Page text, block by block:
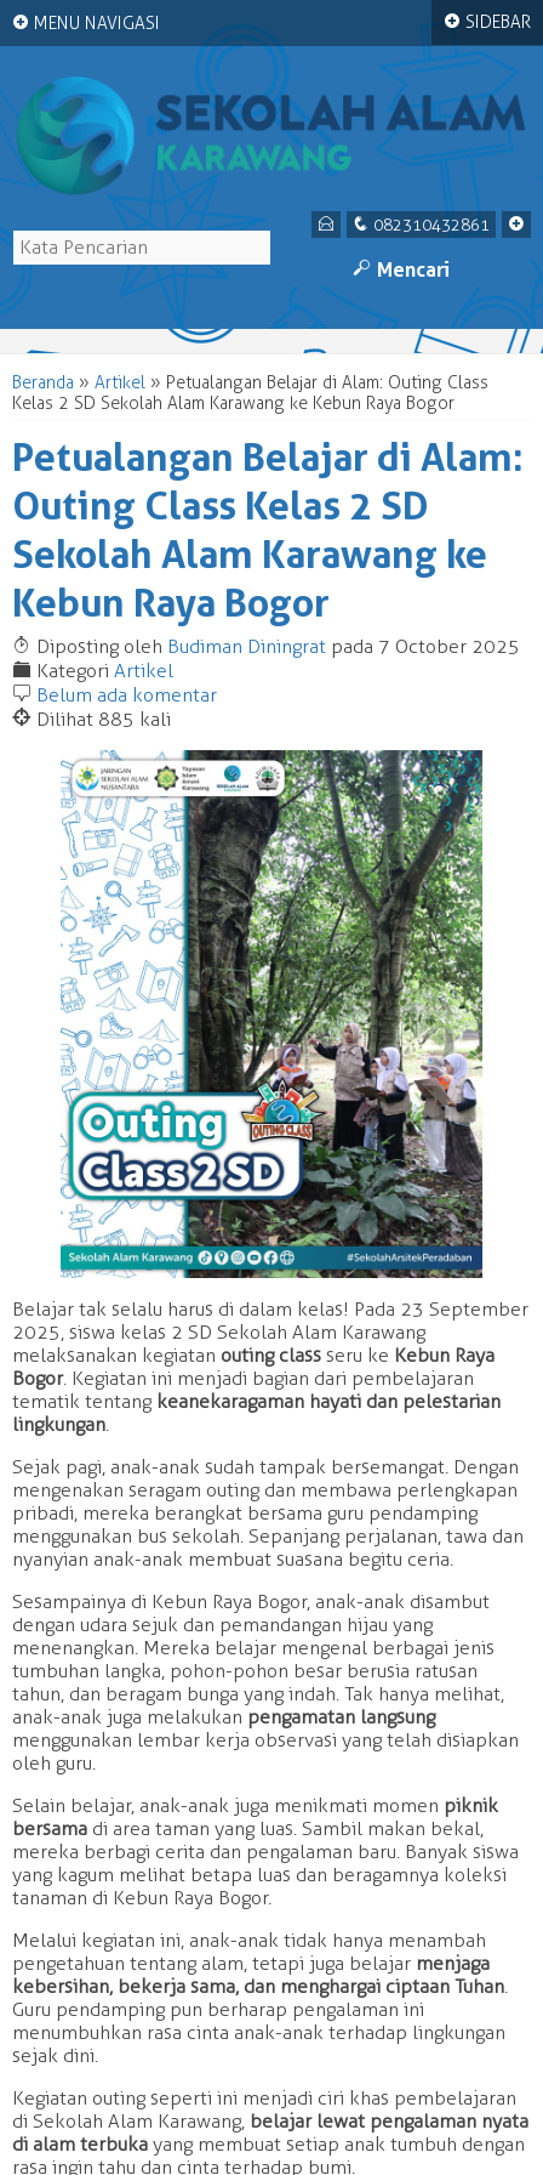
+ MENU NAVIGASI
+
q 082310432861
E
M Mencari
Beranda » Artikel » Petualangan Belajar di Alam: Outing Class
Kelas 2 SD Sekolah Alam Karawang ke Kebun Raya Bogor
Petualangan Belajar di Alam:
Outing Class Kelas 2 SD
Sekolah Alam Karawang ke
Kebun Raya Bogor
T Diposting oleh Budiman Diningrat pada 7 October 2025
F Kategori Artikel
b Belum ada komentar
@ Dilihat 885 kali
Belajar tak selalu harus di dalam kelas! Pada 23 September
2025, siswa kelas 2 SD Sekolah Alam Karawang
melaksanakan kegiatan outing class seru ke Kebun Raya
Bogor. Kegiatan ini menjadi bagian dari pembelajaran
tematik tentang keanekaragaman hayati dan pelestarian
lingkungan
Sejak pagi, anak-anak sudah tampak bersemangat. Dengan
mengenakan seragam outing dan membawa perlengkapan
pribadi, mereka berangkat bersama guru pendamping
menggunakan bus sekolah. Sepanjang perjalanan, tawa dan
nyanyian anak-anak membuat suasana begitu ceria.
Sesampainya di Kebun Raya Bogor, anak-anak disambut
dengan udara sejuk dan pemandangan hijau yang
menenangkan. Mereka belajar mengenal berbagai jenis
tumbuhan langka, pohon-pohon besar berusia ratusan
tahun, dan beragam bunga yang indah. Tak hanya melihat,
anak-anak juga melakukan pengamatan langsung
menggunakan lembar kerja observasi yang telah disiapkan
oleh guru.
Selain belajar, anak-anak juga menikmati momen piknik
bersama di area taman yang luas. Sambil makan bekal,
mereka berbagi cerita dan pengalaman baru. Banyak siswa
yang kagum melihat betapa luas dan beragamnya koleksi
tanaman di Kebun Raya Bogor.
Melalui kegiatan ini, anak-anak tidak hanya menambah
pengetahuan tentang alam, tetapi juga belajar menjaga
kebersihan, bekerja sama, dan menghargai ciptaan Tuhan
Guru pendamping pun berharap pengalaman ini
menumbuhkan rasa cinta anak-anak terhadap lingkungan
sejak dini.
Kegiatan outing seperti ini menjadi ciri khas pembelajaran
di Sekolah Alam Karawang, belajar lewat pengalaman nyata
di alam terbuka yang membuat setiap anak tumbuh dengan
rasa ingin tahu dan cinta terhadap bumi.
+ SIDEBAR